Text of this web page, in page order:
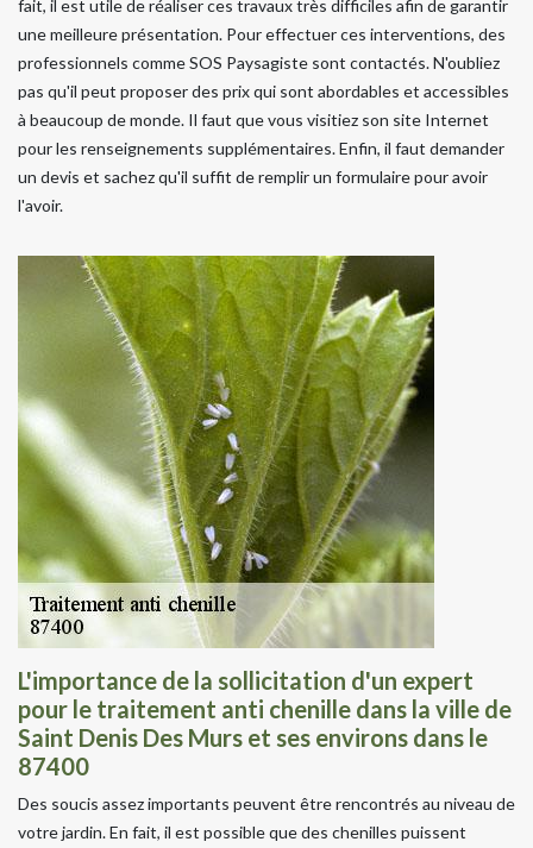
fait, il est utile de réaliser ces travaux très difficiles afin de garantir
une meilleure présentation. Pour effectuer ces interventions, des
professionnels comme SOS Paysagiste sont contactés. N'oubliez
pas qu'il peut proposer des prix qui sont abordables et accessibles
à beaucoup de monde. Il faut que vous visitiez son site Internet
pour les renseignements supplémentaires. Enfin, il faut demander
un devis et sachez qu'il suffit de remplir un formulaire pour avoir
l'avoir.
L'importance de la sollicitation d'un expert
pour le traitement anti chenille dans la ville de
Saint Denis Des Murs et ses environs dans le
87400
Des soucis assez importants peuvent être rencontrés au niveau de
votre jardin. En fait, il est possible que des chenilles puissent